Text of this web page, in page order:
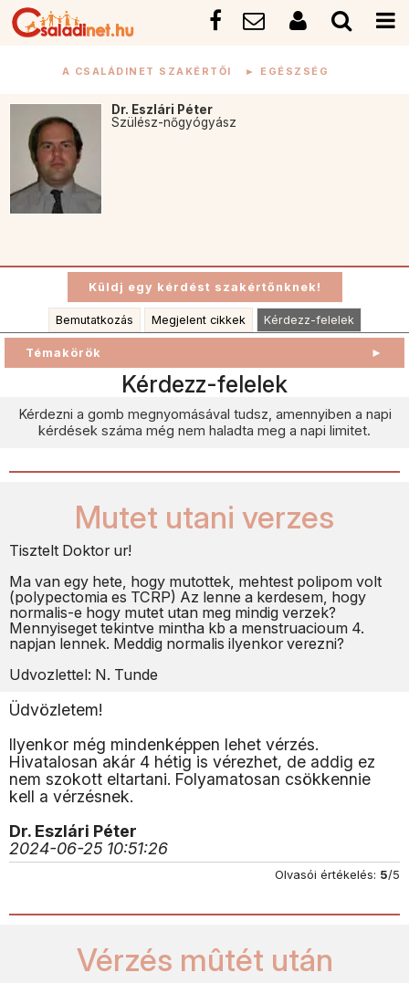
A CSALÁDINET SZAKÉRTŐI ► EGÉSZSÉG
Dr. Eszlári Péter
Szülész-nőgyógyász
Bemutatkozás Megjelent cikkek Kérdezz-felelek
Témakörök ►
Kérdezz-felelek
Kérdezni a gomb megnyomásával tudsz, amennyiben a napi
kérdések száma még nem haladta meg a napi limitet.
Mutet utani verzes
Tisztelt Doktor ur!
Ma van egy hete, hogy mutottek, mehtest polipom volt
(polypectomia es TCRP) Az lenne a kerdesem, hogy
normalis-e hogy mutet utan meg mindig verzek?
Mennyiseget tekintve mintha kb a menstruacioum 4.
napjan lennek. Meddig normalis ilyenkor verezni?
Udvozlettel: N. Tunde
Üdvözletem!
Ilyenkor még mindenképpen lehet vérzés.
Hivatalosan akár 4 hétig is vérezhet, de addig ez
nem szokott eltartani. Folyamatosan csökkennie
kell a vérzésnek.
Dr. Eszlári Péter
2024-06-25 10:51:26
Olvasói értékelés: 5/5
Vérzés mûtét után